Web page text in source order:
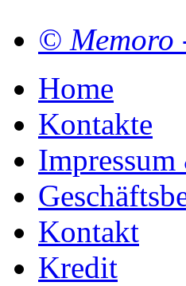
© Memoro
Home
Kontakte
Kontakt
Kredit